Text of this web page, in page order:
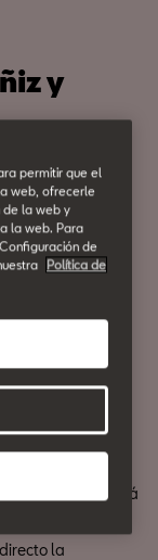
y
visitará
a la pianista
la
permitir que el
web, ofrecerle
de la web y
la web. Para
de
Política de